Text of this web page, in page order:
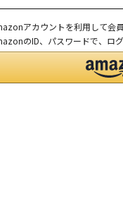
アカウントを利用して会
のID、パスワードで、ロ